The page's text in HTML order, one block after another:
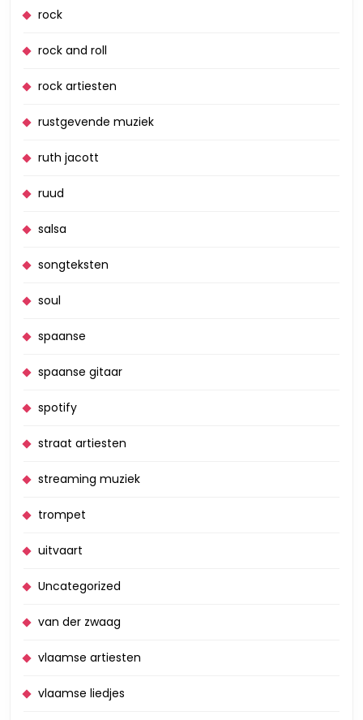
rock
rock and roll
rock artiesten
rustgevende muziek
ruth jacott
ruud
salsa
songteksten
soul
spaanse
spaanse gitaar
spotify
straat artiesten
streaming muziek
trompet
uitvaart
Uncategorized
van der zwaag
vlaamse artiesten
vlaamse liedjes